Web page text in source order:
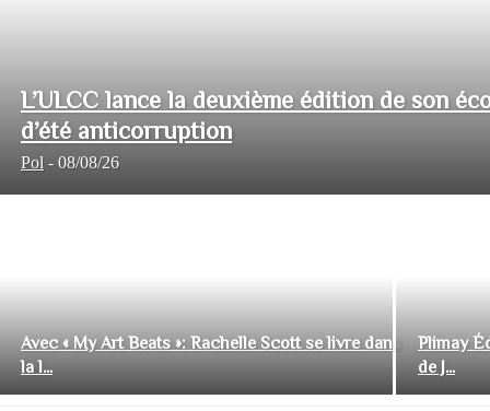
L’ULCC lance la deuxième édition de son
d’été anticorruption
Pol - 08/08/26
Avec « My Art Beats »: Rachelle Scott se livre dans
la l...
Plimay
de J...